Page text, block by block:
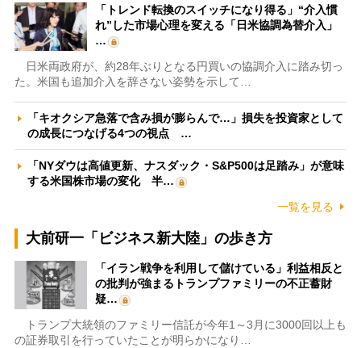
「トレンド転換のスイッチになり得る」“介入慣
れ”した市場心理を変える「日米協調為替介入」
…
日米両政府が、約28年ぶりとなる円買いの協調介入に踏み切っ
た。米国も追加介入を辞さない姿勢を示して…
「キオクシア急落で含み損が膨らんで…」損失を投資家として
の成長につなげる4つの視点 …
「NYダウは高値更新、ナスダック・S&P500は足踏み」が意味
する米国株市場の変化 半…
一覧を見る
大前研一「ビジネス新大陸」の歩き方
「イラン戦争を利用して儲けている」利益相反と
の批判が強まるトランプファミリーの不正蓄財
疑…
トランプ大統領のファミリー信託が今年1～3月に3000回以上も
の証券取引を行っていたことが明らかになり…